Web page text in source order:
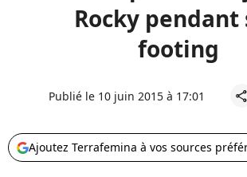
Rocky pendant
footing
Publié le 10 juin 2015 à 17:01 share
Ajoutez Terrafemina à vos sources